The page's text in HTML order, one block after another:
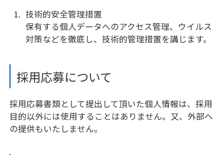
技術的安全管理措置
保有する個人データへのアクセス管理、ウイルス
対策などを徹底し、技術的管理措置を講じます。
採用応募について
採用応募書類として提出して頂いた個人情報は、採用
目的以外には使用することはありません。又、外部へ
の提供もいたしません。